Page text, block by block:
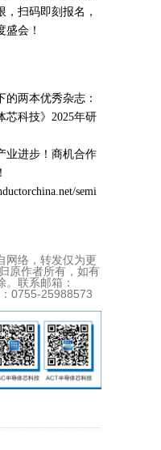
扫码即刻报名，
盛会！
两本优秀杂志：
芯科技》2025年研
业进步！商机合作
semi
网络，转发仅为更
原作者所有，如有
联系邮箱：
0755-25988573